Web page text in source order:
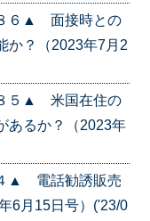
６▲ 面接時との
か？（2023年7月2
５▲ 米国在住の
あるか？（2023年
▲ 電話勧誘販売
6月15日号）('23/0